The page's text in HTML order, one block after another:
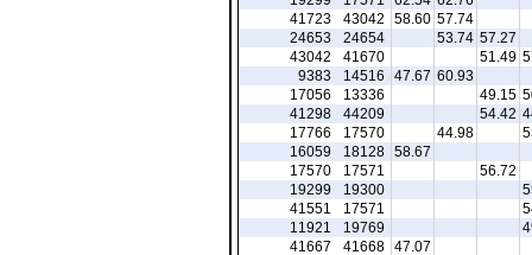
57.74
58.60
43042
41723
57.27
53.74
24654
24653
51.49
41670
43042
60.93
47.67
14516
9383
49.15
13336
17056
54.42
44209
41298
44.98
17570
17766
58.67
18128
16059
56.72
17571
17570
19300
19299
17571
41551
19769
11921
47.07
41668
41667